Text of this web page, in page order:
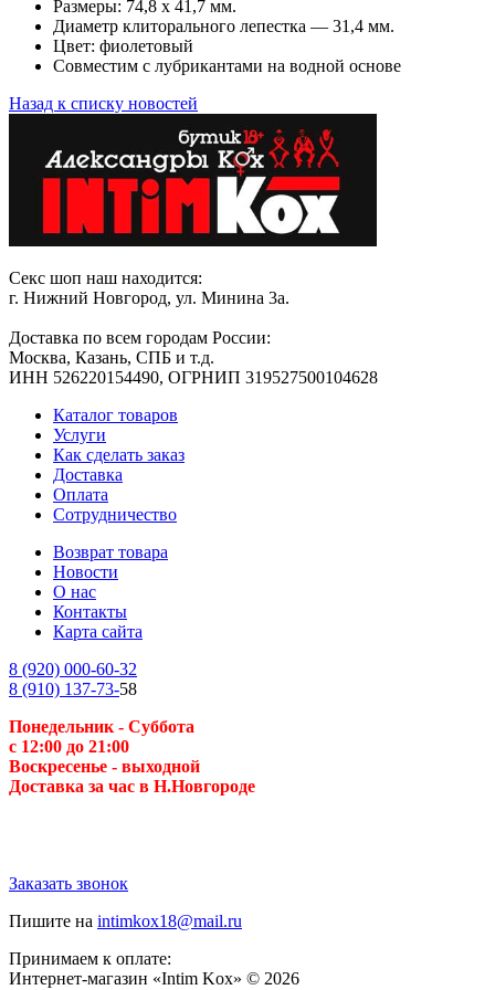
Размеры: 74,8 х 41,7 мм.
Диаметр клиторального лепестка — 31,4 мм.
Цвет: фиолетовый
Совместим с лубрикантами на водной основе
Назад к списку новостей
Секс шоп наш находится:
г. Нижний Новгород, ул. Минина 3а.
Доставка по всем городам России:
Москва, Казань, СПБ и т.д.
ИНН 526220154490, ОГРНИП 319527500104628
Каталог товаров
Услуги
Как сделать заказ
Доставка
Оплата
Сотрудничество
Возврат товара
Новости
О нас
Контакты
Карта сайта
8 (920) 000-60-32
8 (910) 137-73-58
Понедельник - Суббота
с 12:00 до 21:00
Воскресенье - выходной
Доставка за час в Н.Новгороде
Заказать звонок
Пишите на intimkox18@mail.ru
Принимаем к оплате:
Интернет-магазин «Intim Kox» © 2026